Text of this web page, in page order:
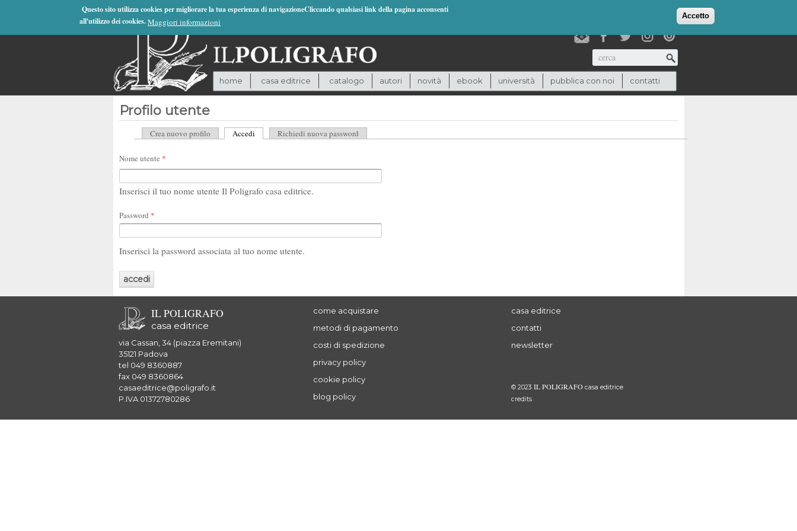
Questo sito utilizza cookies per migliorare la tua esperienza di navigazioneCliccando qualsiasi link della pagina acconsenti
all'utilizzo dei cookies. Maggiori informazioni
Accetto
(0)
Cerca
home casa editrice catalogo autori novità ebook università pubblica con noi contatti
Profilo utente
Schede primarie
Crea nuovo profilo Accedi (scheda attiva)
Richiedi nuova password
Nome utente *
Inserisci il tuo nome utente Il Poligrafo casa editrice.
Password *
Inserisci la password associata al tuo nome utente.
IL POLIGRAFO
casa editrice
via Cassan, 34 (piazza Eremitani)
35121 Padova
tel 049 8360887
fax 049 8360864
casaeditrice@poligrafo.it
P.IVA 01372780286
come acquistare
metodi di pagamento
costi di spedizione
privacy policy
cookie policy
blog policy
casa editrice
contatti
newsletter
© 2023 IL POLIGRAFO casa editrice
credits